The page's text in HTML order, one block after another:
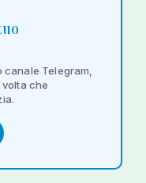
Telegram,
che